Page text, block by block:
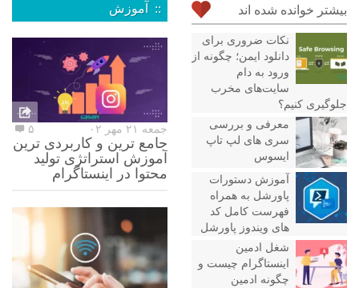
بیشتر خوانده شده اند
نکات ضروری برای
دانلود ایمن؛ چگونه از
ورود به دام
سایت‌های مخرب
جلوگیری کنیم؟
معرفی و بررسی
سری های لپ تاپ
ایسوس
آموزش دستورات
پاورشل به همراه
فهرست کامل کد
های ویندوز پاورشل
شغل ادمین
اینستاگرام چیست و
چگونه ادمین
:: آموزش
جمعه ۲۱ مهر ۰۲ ۵
جامع ترین و کاربردی ترین
آموزش استراتژی تولید
محتوا در اینستاگرام